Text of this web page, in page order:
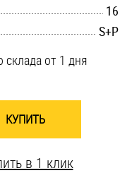
16
S+P
склада от 1 дня
КУПИТЬ
в 1 клик